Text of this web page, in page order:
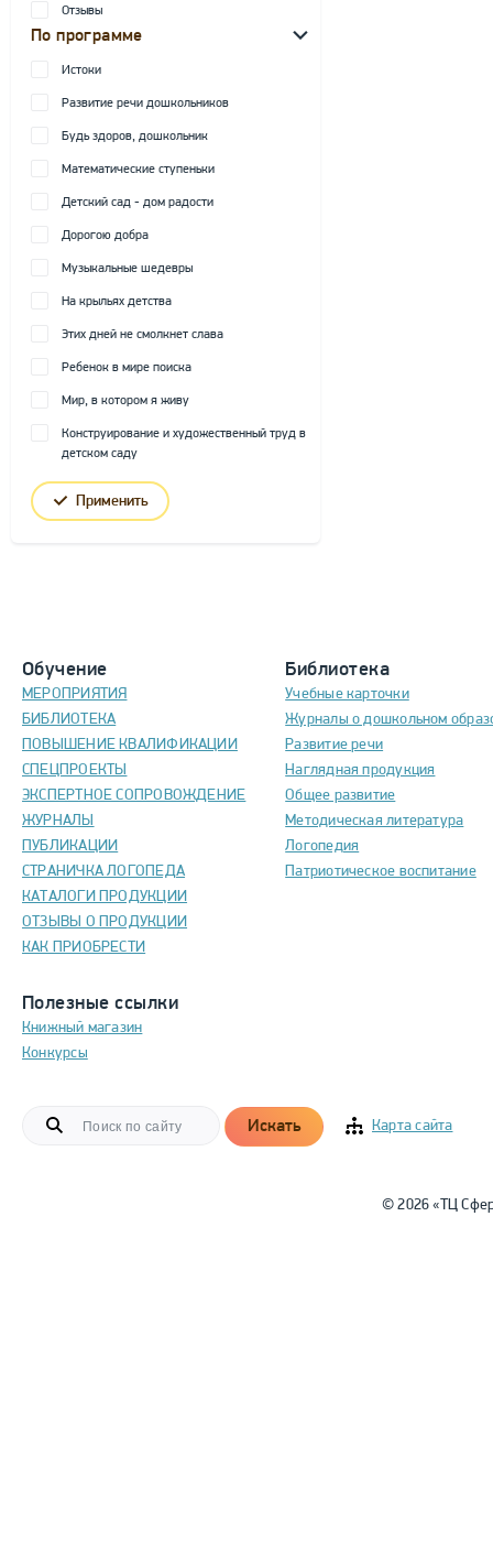
Отзывы
По программе
Истоки
Развитие речи дошкольников
Будь здоров, дошкольник
Математические ступеньки
Детский сад - дом радости
Дорогою добра
Музыкальные шедевры
На крыльях детства
Этих дней не смолкнет слава
Ребенок в мире поиска
Мир, в котором я живу
Конструирование и художественный труд в
детском саду
Применить
Обучение
МЕРОПРИЯТИЯ
БИБЛИОТЕКА
ПОВЫШЕНИЕ КВАЛИФИКАЦИИ
СПЕЦПРОЕКТЫ
ЭКСПЕРТНОЕ СОПРОВОЖДЕНИЕ
ЖУРНАЛЫ
ПУБЛИКАЦИИ
СТРАНИЧКА ЛОГОПЕДА
КАТАЛОГИ ПРОДУКЦИИ
ОТЗЫВЫ О ПРОДУКЦИИ
КАК ПРИОБРЕСТИ
Полезные ссылки
Книжный магазин
Конкурсы
Библиотека
Учебные карточки
Журналы о дошкольном
Развитие речи
Наглядная продукция
Общее развитие
Методическая литература
Логопедия
Патриотическое воспитание
Искать Карта сайта
© 2026 «ТЦ